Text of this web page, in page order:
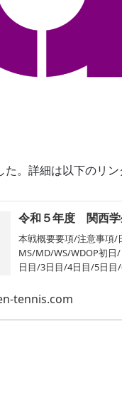
。詳細は以下のリン
令和５年度 関西学
本戦概要要項/注意事項/
MS/MD/WS/WDOP初
日目/3日目/4日目/5日目
tennis.com